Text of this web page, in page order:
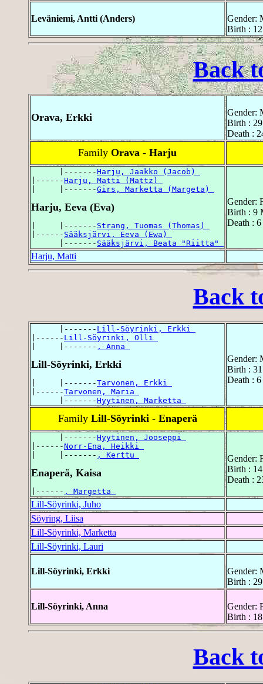
Leväniemi, Antti (Anders)
Gender:
Birth :
Back
Orava, Erkki
Gender:
Birth :
Death :
Family Orava - Harju
      |-------
Harju, Jaakko (Jacob)
|------Harju, Matti (Mattz)
|     |-------Girs, Marketta (Margeta)
Harju, Eeva (Eva)
|     |------- Strang, Tuomas (Thomas)
|------ Sääksjärvi, Eeva (Ewa)
      |-------
Sääksjärvi, Beata "Riitta"
Gender:
Birth : 9
Death :
Harju, Matti
Back
      |-------
Lill-Söyrinki, Erkki
|------ Lill-Söyrinki, Olli
|     |------- , Anna
Lill-Söyrinki, Erkki
|     |-------Tarvonen, Erkki
|------Tarvonen, Maria
      |-------
Hyytinen, Marketta
Gender:
Birth :
Death :
Family Lill-Söyrinki - Enaperä
      |-------
Hyytinen, Jooseppi
|------Norr-Ena, Heikki
|     |------- , Kerttu
Enaperä, Kaisa
|------ , Margetta
Gender:
Birth :
Death :
Lill-Söyrinki, Juho
Söyring, Liisa
Lill-Söyrinki, Marketta
Lill-Söyrinki, Lauri
Lill-Söyrinki, Erkki
Gender:
Birth :
Lill-Söyrinki, Anna
Gender:
Birth :
Back